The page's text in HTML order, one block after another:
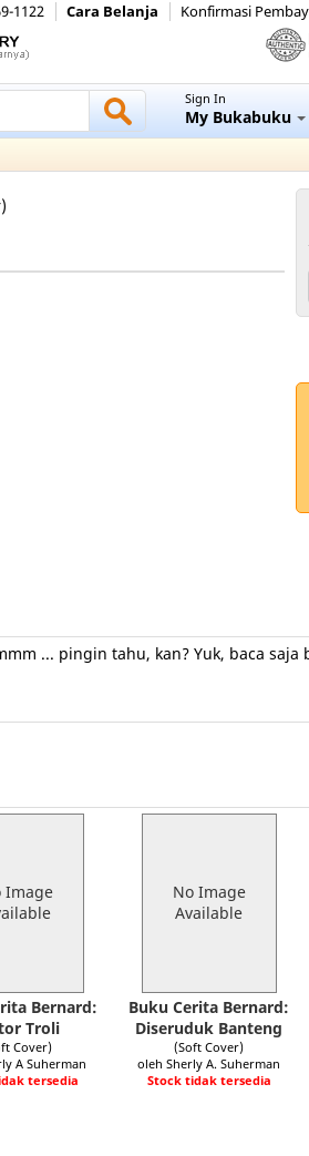
1122 Cara Belanja Konfirmasi
Sign In
My Bukabuku
... pingin tahu, kan? Yuk, baca saja
Image
Bernard:
Troli
Cover)
A Suherman
tersedia
No Image
Available
Buku Cerita Bernard:
Diseruduk Banteng
(Soft Cover)
oleh Sherly A. Suherman
Stock tidak tersedia